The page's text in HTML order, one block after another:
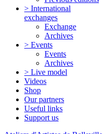
> International
exchanges
Exchange
Archives
> Events
Events
Archives
> Live model
Videos
Shop
Our partners
Useful links
Support us